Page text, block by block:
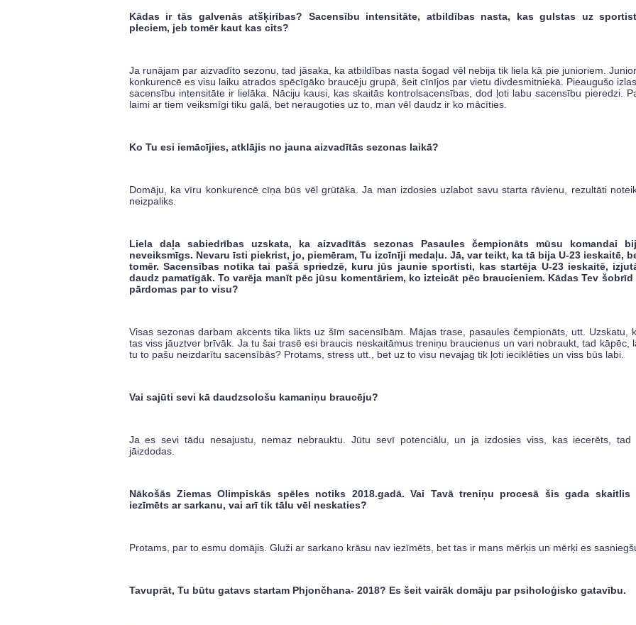
Kādas ir tās galvenās atšķirības? Sacensību intensitāte, atbildības nasta, kas gulstas uz
pleciem, jeb tomēr kaut kas cits?
Ja runājam par aizvadīto sezonu, tad jāsaka, ka atbildības nasta šogad vēl nebija tik liela kā pie junioriem.
konkurencē es visu laiku atrados spēcīgāko braucēju grupā, šeit cīnījos par vietu divdesmitniekā. Pieaugušo
sacensību intensitāte ir lielāka. Nāciju kausi, kas skaitās kontrolsacensības, dod ļoti labu sacensību pieredzi.
laimi ar tiem veiksmīgi tiku galā, bet neraugoties uz to, man vēl daudz ir ko mācīties.
Ko Tu esi iemācījies, atklājis no jauna aizvadītās sezonas laikā?
Domāju, ka vīru konkurencē cīņa būs vēl grūtāka. Ja man izdosies uzlabot savu starta rāvienu, rezultāti
neizpaliks.
Liela daļa sabiedrības uzskata, ka aizvadītās sezonas Pasaules čempionāts mūsu komandai
neveiksmīgs. Nevaru īsti piekrist, jo, piemēram, Tu izcīnīji medaļu. Jā, var teikt, ka tā bija U-23 ieskaitē,
tomēr. Sacensības notika tai pašā spriedzē, kuru jūs jaunie sportisti, kas startēja U-23 ieskaitē,
daudz pamatīgāk. To varēja manīt pēc jūsu komentāriem, ko izteicāt pēc braucieniem. Kādas Tev šobrīd
pārdomas par to visu?
Visas sezonas darbam akcents tika likts uz šīm sacensībām. Mājas trase, pasaules čempionāts, utt. Uzskatu,
tas viss jāuztver brīvāk. Ja tu šai trasē esi braucis neskaitāmus treniņu braucienus un vari nobraukt, tad kāpēc,
tu to pašu neizdarītu sacensībās? Protams, stress utt., bet uz to visu nevajag tik ļoti ieciklēties un viss būs labi.
Vai sajūti sevi kā daudzsološu kamaniņu braucēju?
Ja es sevi tādu nesajustu, nemaz nebrauktu. Jūtu sevī potenciālu, un ja izdosies viss, kas iecerēts, tad
jāizdodas.
Nākošās Ziemas Olimpiskās spēles notiks 2018.gadā. Vai Tavā treniņu procesā šis gada skaitlis
iezīmēts ar sarkanu, vai arī tik tālu vēl neskaties?
Protams, par to esmu domājis. Gluži ar sarkano krāsu nav iezīmēts, bet tas ir mans mērķis un mērķi es
Tavuprāt, Tu būtu gatavs startam Phjončhana- 2018? Es šeit vairāk domāju par psiholoģisko gatavību.